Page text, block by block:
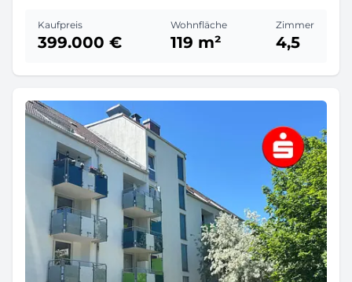
Kaufpreis
399.000 €
Wohnfläche
119 m²
Zimmer
4,5